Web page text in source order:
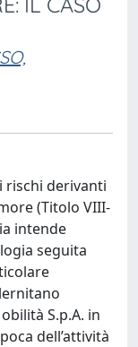
rischi derivanti
(Titolo VIII-
intende
seguita
S.p.A. in
dell’attività